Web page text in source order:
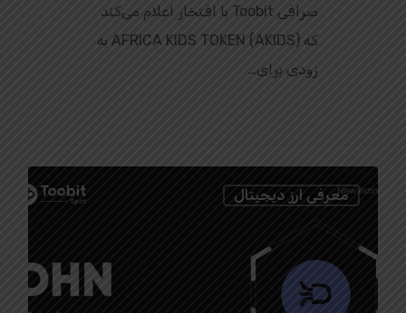
صرافی Toobit با افتخار اعلام می‌کند
که AFRICA KIDS TOKEN (AKIDS) به
زودی برای…
معرفی ارز دیجیتال